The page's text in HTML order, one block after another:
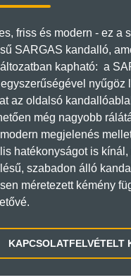
friss és modern - ez a
SARGAS kandalló,
kapható: a
nyűgöz
az oldalsó
még nagyobb
megjelenés
hatékonyságot is kínál,
szabadon álló
méretezett kémény
KAPCSOLATFELVÉTELT